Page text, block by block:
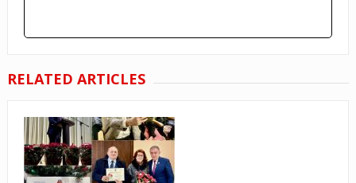
RELATED ARTICLES